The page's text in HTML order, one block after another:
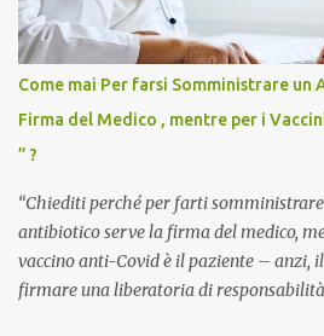
Come mai Per farsi Somministrare
Firma del Medico , mentre per i
” ?
“Chiediti perché per farti
antibiotico serve la firma del medico,
vaccino anti-Covid è il paziente – anzi,
firmare una liberatoria di